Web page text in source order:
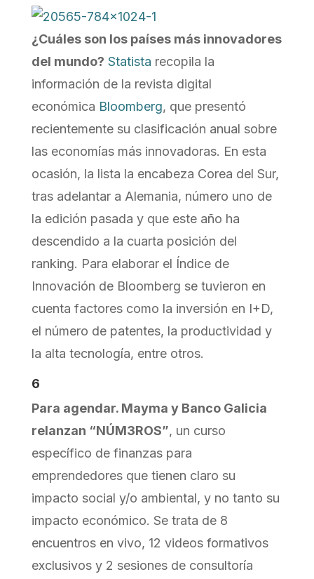
¿Cuáles son los países más innovadores
del mundo? Statista recopila la
información de la revista digital
económica Bloomberg, que presentó
recientemente su clasificación anual sobre
las economías más innovadoras. En esta
ocasión, la lista la encabeza Corea del Sur,
tras adelantar a Alemania, número uno de
la edición pasada y que este año ha
descendido a la cuarta posición del
ranking. Para elaborar el Índice de
Innovación de Bloomberg se tuvieron en
cuenta factores como la inversión en I+D,
el número de patentes, la productividad y
la alta tecnología, entre otros.
6
Para agendar. Mayma y Banco Galicia
relanzan “NÚM3ROS”, un curso
específico de finanzas para
emprendedores que tienen claro su
impacto social y/o ambiental, y no tanto su
impacto económico. Se trata de 8
encuentros en vivo, 12 videos formativos
exclusivos y 2 sesiones de consultoría